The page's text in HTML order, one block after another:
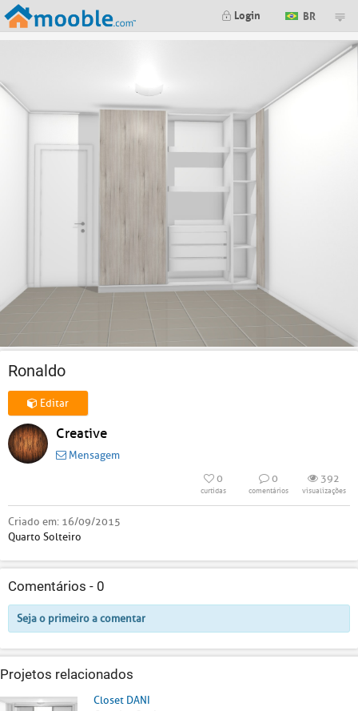
Login BR
Ronaldo
Editar
Creative
Mensagem
0
curtidas
0
comentários
392
visualizações
Criado em: 16/09/2015
Quarto Solteiro
Comentários - 0
Seja o primeiro a comentar
Projetos relacionados
Closet DANI